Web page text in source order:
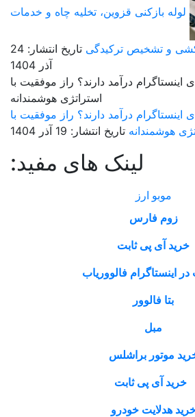
بازکنی قزوین، تخلیه چاه و خدمات
تشخیص ترکیدگی
تاریخ انتشار: 24
درآمد دارند؟ راز موفقیت با
تاریخ انتشار: 19 آذر 1404
لینک های مفید:
موبو ارز
زوم فارس
آی پی ثابت
فالووریاب
بتا فالوور
موتور براشلس
آی پی ثابت
هدلایت خودرو